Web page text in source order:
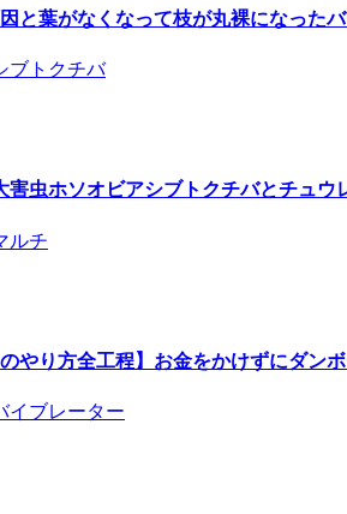
と葉がなくなって枝が丸裸になった
害虫ホソオビアシブトクチバとチュウ
のやり方全工程】お金をかけずにダン